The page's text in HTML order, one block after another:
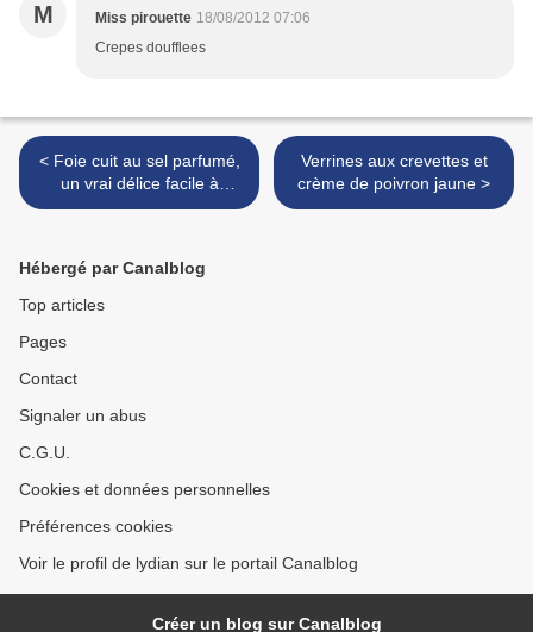
M Miss pirouette 18/08/2012 07:06
Crepes doufflees
< Foie cuit au sel parfumé,
un vrai délice facile à
réaliser!
Verrines aux crevettes et
crème de poivron jaune >
Hébergé par Canalblog
Top articles
Pages
Contact
Signaler un abus
C.G.U.
Cookies et données personnelles
Préférences cookies
Voir le profil de lydian sur le portail Canalblog
Créer un blog sur Canalblog